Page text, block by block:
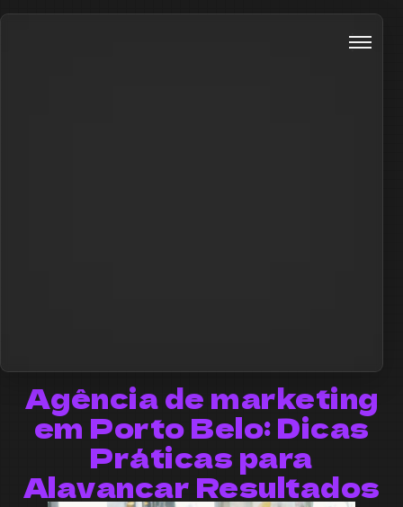
Agência de marketing
em Porto Belo: Dicas
Práticas para
Alavancar Resultados